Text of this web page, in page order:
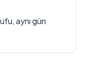
aynı gün